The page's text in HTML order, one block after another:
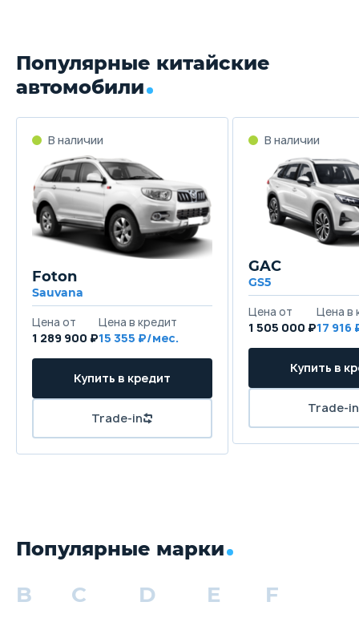
Популярные китайские
автомобили
Foton
Sauvana
1 289 900 ₽15 355
GAC
GS5
1 505 000 ₽17 916
Популярные марки
B C D E F